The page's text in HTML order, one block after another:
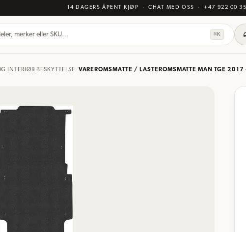
14 DAGERS ÅPENT KJØP · CHAT MED OSS ·+47 922 00
merker eller SKU… ⌘K
INTERIØR BESKYTTELSE VAREROMSMATTE / LASTEROMSMATTE MAN TGE